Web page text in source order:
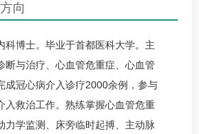
向
科博士。毕业于首都医科大学。主
断与治疗、心血管危重症、心血管
成冠心病介入诊疗2000余例，参与
入救治工作。熟练掌握心血管危重
力学监测、床旁临时起搏、主动脉